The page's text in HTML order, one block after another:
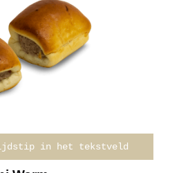
in het tekstveld